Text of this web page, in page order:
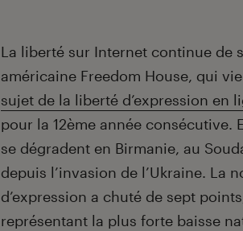
Introduction
La liberté sur Internet continue de
américaine Freedom House, qui
sujet de la liberté d’expression en
pour la 12ème année consécutive.
se dégradent en Birmanie, au
depuis l’invasion de l’Ukraine. La
d’expression a chuté de sept
représentant la plus forte baisse